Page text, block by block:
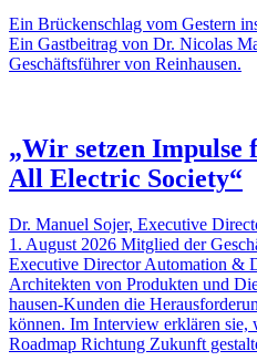
Ein Brücken­schlag vom Gestern
Ein Gast­bei­trag von Dr. Nicolas
Geschäfts­führer von Rein­hausen.
„Wir setzen Impulse
All Elec­tric Society“
Dr. Manuel Sojer, Execu­tive
1. August 2026 Mitglied der
Execu­tive Director Auto­ma­tion &
Archi­tekten von Produkten und
hausen-Kunden die
können. Im Inter­view erklären sie,
Roadmap Rich­tung Zukunft